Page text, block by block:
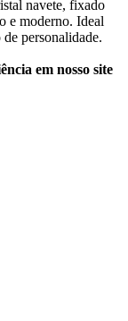
navete, fixado
e moderno. Ideal
personalidade.
em nosso site